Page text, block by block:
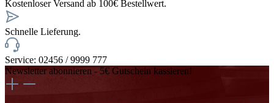
Kostenloser Versand ab 100€ Bestellwert.
Schnelle Lieferung.
Service: 02456 / 9999 777
Newsletter abonnieren - 5€ Gutschein kassieren!